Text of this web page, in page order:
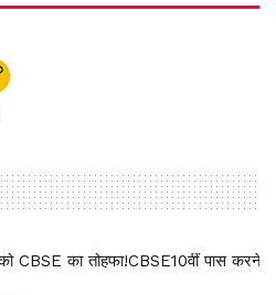
CBSE का तोहफा!CBSE10वीं पास करने